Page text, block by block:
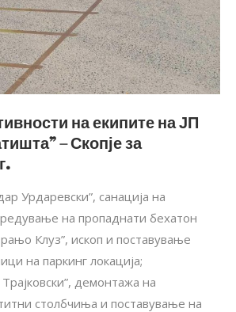
на екипите на ЈП
– Скопје за
Урдаревски”, санација на
на пропаднати бехатон
Клуз”, ископ и поставување
на паркинг локација;
демонтажа на
столбчиња и поставување на